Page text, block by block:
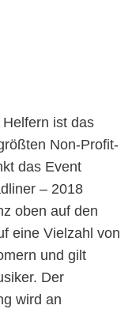
ist das
Non-Profit-
das Event
– 2018
oben auf den
eine Vielzahl von
und gilt
Der
wird an